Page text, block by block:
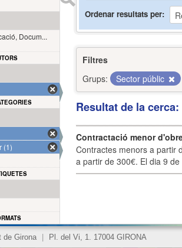
Ordenar resultats per
Filtres
Grups:
Sector públic
Resultat de la
Contractació menor
Contractes menors a partir
a partir de 300€. El dia 9
Docum...
(1)
de Girona Pl. del Vi, 1. 17004 GIRONA